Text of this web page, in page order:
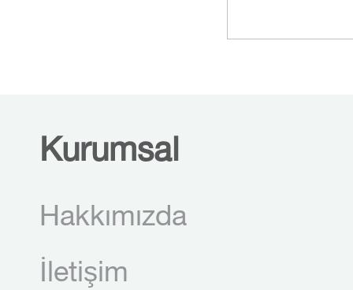
Kurumsal
Hakkımızda
İletişim